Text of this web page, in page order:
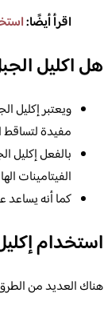
اقرأ أيضًا:
هل اكليل
ويعتبر إكليل
مفيدة لتساقط
بالفعل إكليل
الفيتامينات
كما أنه يساعد
استخدام
هناك العديد من الطرق